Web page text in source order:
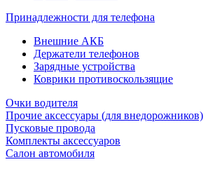
Принадлежности для телефона
Внешние АКБ
Держатели телефонов
Зарядные устройства
Коврики противоскользящие
Очки водителя
Прочие аксессуары (для внедорожников)
Пусковые провода
Комплекты аксессуаров
Салон автомобиля